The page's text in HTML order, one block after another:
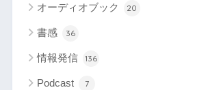
オーディオブック 20
書感 36
情報発信 136
Podcast 7